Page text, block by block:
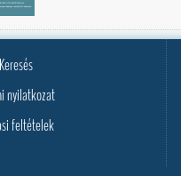
nyilatkozat
feltételek